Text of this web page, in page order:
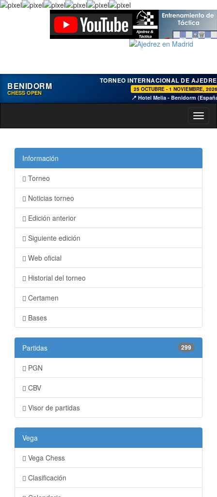
BENIDORM
CHESS OPEN
TORNEO INTERNACIONAL DE
25 OCTUBRE - 1 NOVIEMBRE, 2026
📍 Hotel Melia - Benidorm
Información
Torneo
Noticias torneo
Edición anterior
Siguiente edición
Web oficial
Historial del torneo
Certamen
Bases
Partidas 299
PGN
CBV
Visor de partidas
Vega
Vega Chess
Clasificación